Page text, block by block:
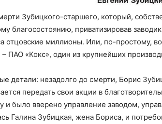
Зубицкого-старшего, который,
благосостоянию, приватизировав
отцовские миллионы. Или, по-простому,
ПАО «Кокс», один из крупнейших
детали: незадолго до смерти, Борис
передать свои акции в
и было вверено управление заводом,
Галина Зубицкая, жена Бориса, и